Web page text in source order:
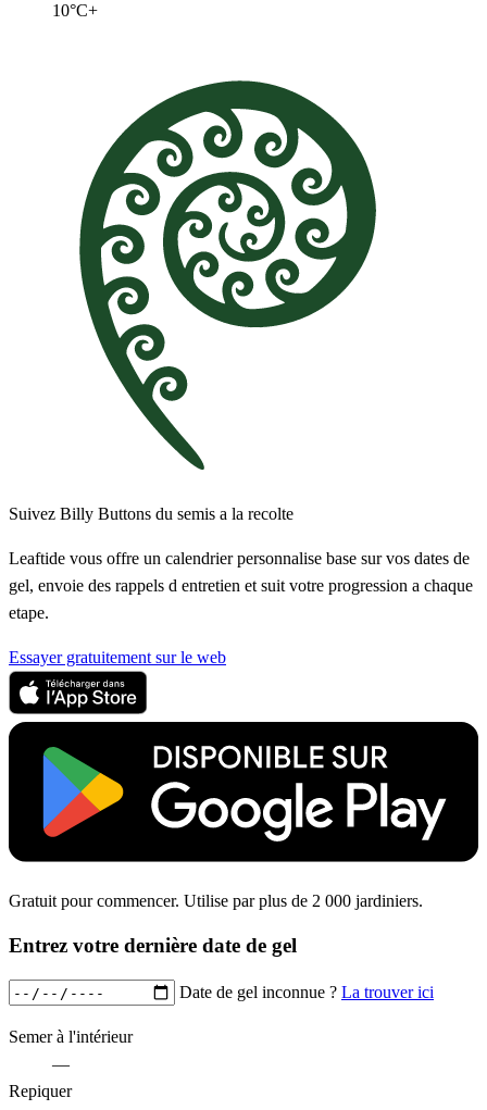
10°C+
Suivez Billy Buttons du semis a la recolte
Leaftide vous offre un calendrier personnalise base sur vos dates de
gel, envoie des rappels d entretien et suit votre progression a chaque
etape.
Essayer gratuitement sur le web
Gratuit pour commencer. Utilise par plus de 2 000 jardiniers.
Entrez votre dernière date de gel
Date de gel inconnue ? La trouver ici
Semer à l'intérieur
—
Repiquer